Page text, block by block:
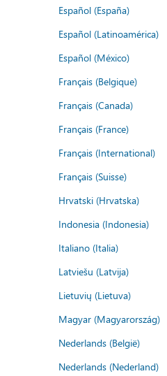
Español (España)
Español (Latinoamérica)
Español (México)
Français (Belgique)
Français (Canada)
Français (France)
Français (International)
Français (Suisse)
Hrvatski (Hrvatska)
Indonesia (Indonesia)
Italiano (Italia)
Latviešu (Latvija)
Lietuvių (Lietuva)
Magyar (Magyarország)
Nederlands (België)
Nederlands (Nederland)